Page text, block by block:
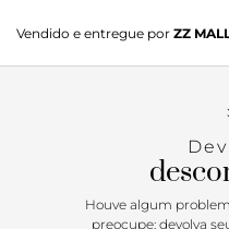
estilizado em camurça
tira de vinil no cabedal é o
dando um toque de leveza
Vendido e entregue por ZZ
Houve algum
preocupe: devolva